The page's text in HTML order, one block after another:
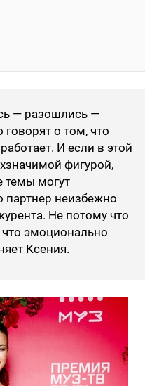
— разошлись —
о том, что
И если в этой
фигурой,
темы могут
партнер неизбежно
Не потому что
что эмоционально
Ксения.